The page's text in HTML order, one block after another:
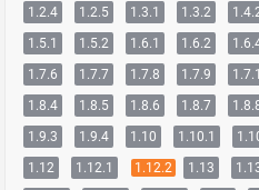
1.2.4
1.2.5 1.3.1 1.3.2
1.5.1
1.5.2 1.6.1 1.6.2
1.7.6
1.7.7 1.7.8 1.7.9
1.8.4
1.8.5 1.8.6 1.8.7
1.9.3
1.9.4 1.10 1.10.1
1.12
1.12.1 1.12.2 1.13